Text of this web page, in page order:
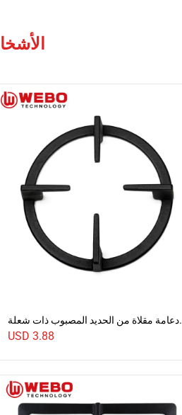
دعامة مقلاة من الحديد المصبوب ذات شعلة
واحدة
USD 3.88